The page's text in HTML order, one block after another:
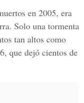
en 2005, era
Solo una tormenta
tan altos como
que dejó cientos de